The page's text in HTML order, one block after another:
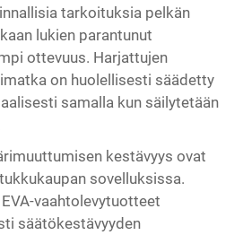
tarkoituksia pelkän
lukien parantunut
ottevuus. Harjattujen
on huolellisesti säädetty
samalla kun säilytetään
kestävyys ovat
sovelluksissa.
vaahtolevytuotteet
säätökestävyyden